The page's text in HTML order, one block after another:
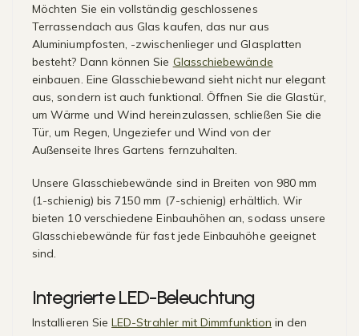
Möchten Sie ein vollständig geschlossenes
Terrassendach aus Glas kaufen, das nur aus
Aluminiumpfosten, -zwischenlieger und Glasplatten
besteht? Dann können Sie Glasschiebewände
einbauen. Eine Glasschiebewand sieht nicht nur elegant
aus, sondern ist auch funktional. Öffnen Sie die Glastür,
um Wärme und Wind hereinzulassen, schließen Sie die
Tür, um Regen, Ungeziefer und Wind von der
Außenseite Ihres Gartens fernzuhalten.
Unsere Glasschiebewände sind in Breiten von 980 mm
(1-schienig) bis 7150 mm (7-schienig) erhältlich. Wir
bieten 10 verschiedene Einbauhöhen an, sodass unsere
Glasschiebewände für fast jede Einbauhöhe geeignet
sind.
Integrierte LED-Beleuchtung
Installieren SieLED-Strahler mit Dimmfunktion in den